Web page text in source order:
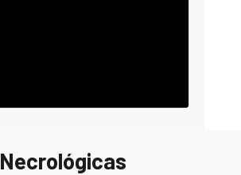
Necrológicas